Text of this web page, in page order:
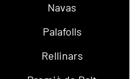
Navas
Palafolls
Rellinars